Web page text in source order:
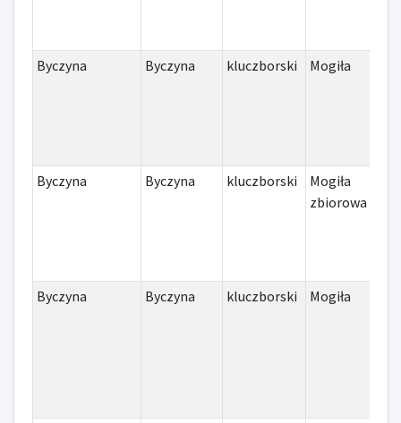
Byczyna Byczyna kluczborski Mogiła
Byczyna Byczyna kluczborski
Mogiła
zbiorowa
Byczyna Byczyna kluczborski Mogiła